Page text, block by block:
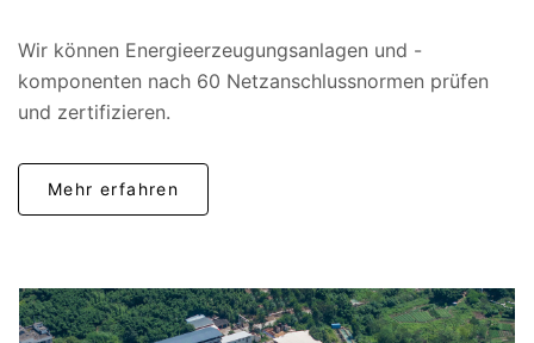
Wir können Energieerzeugungsanlagen und -
komponenten nach 60 Netzanschlussnormen prüfen
und zertifizieren.
Mehr erfahren